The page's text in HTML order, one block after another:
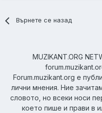
Върнете се назад
MUZIKANT.ORG
Forum.muzikant.org е
лични мнения. Ние
словото, но всеки носи
което пише и прави в